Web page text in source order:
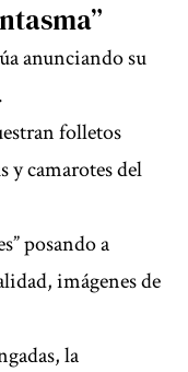
anunciando su
folletos
y camarotes del
posando a
imágenes de
la